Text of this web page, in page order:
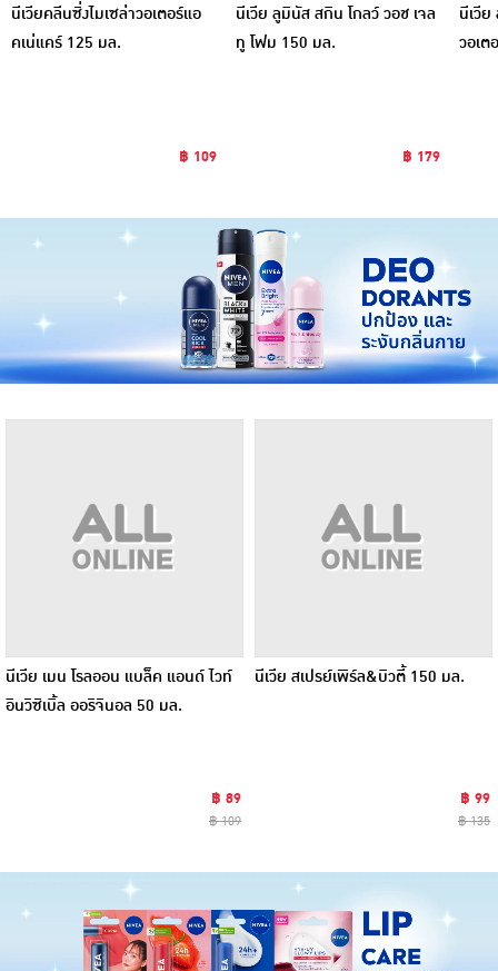
นีเวียคลีนซิ่งไมเซล่าวอเตอร์แอ
คเน่แคร์ 125 มล.
฿ 109
นีเวีย ลูมินัส สกิน โกลว์ วอช เจล
ทู โฟม 150 มล.
฿ 179
นีเวี
วอเต
นีเวีย เมน โรลออน แบล็ค แอนด์ ไวท์
อินวิซิเบิ้ล ออริจินอล 50 มล.
฿ 89
฿ 109
นีเวีย สเปรย์เพิร์ล&บิวตี้ 150 มล.
฿ 99
฿ 135